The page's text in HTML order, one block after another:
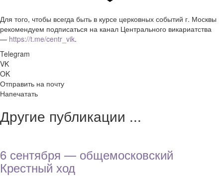
Для того, чтобы всегда быть в курсе церковных событий г. Москвы
рекомендуем подписаться на канал Центрального викариатства
— https://t.me/centr_vik.
Telegram
VK
OK
Отправить на почту
Напечатать
Другие публикации ...
6 сентября — общемосковский
Крестный ход